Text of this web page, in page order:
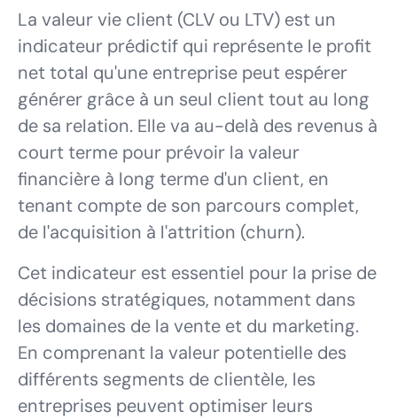
La valeur vie client (CLV ou LTV) est un
indicateur prédictif qui représente le profit
net total qu'une entreprise peut espérer
générer grâce à un seul client tout au long
de sa relation. Elle va au-delà des revenus à
court terme pour prévoir la valeur
financière à long terme d'un client, en
tenant compte de son parcours complet,
de l'acquisition à l'attrition (churn).
Cet indicateur est essentiel pour la prise de
décisions stratégiques, notamment dans
les domaines de la vente et du marketing.
En comprenant la valeur potentielle des
différents segments de clientèle, les
entreprises peuvent optimiser leurs